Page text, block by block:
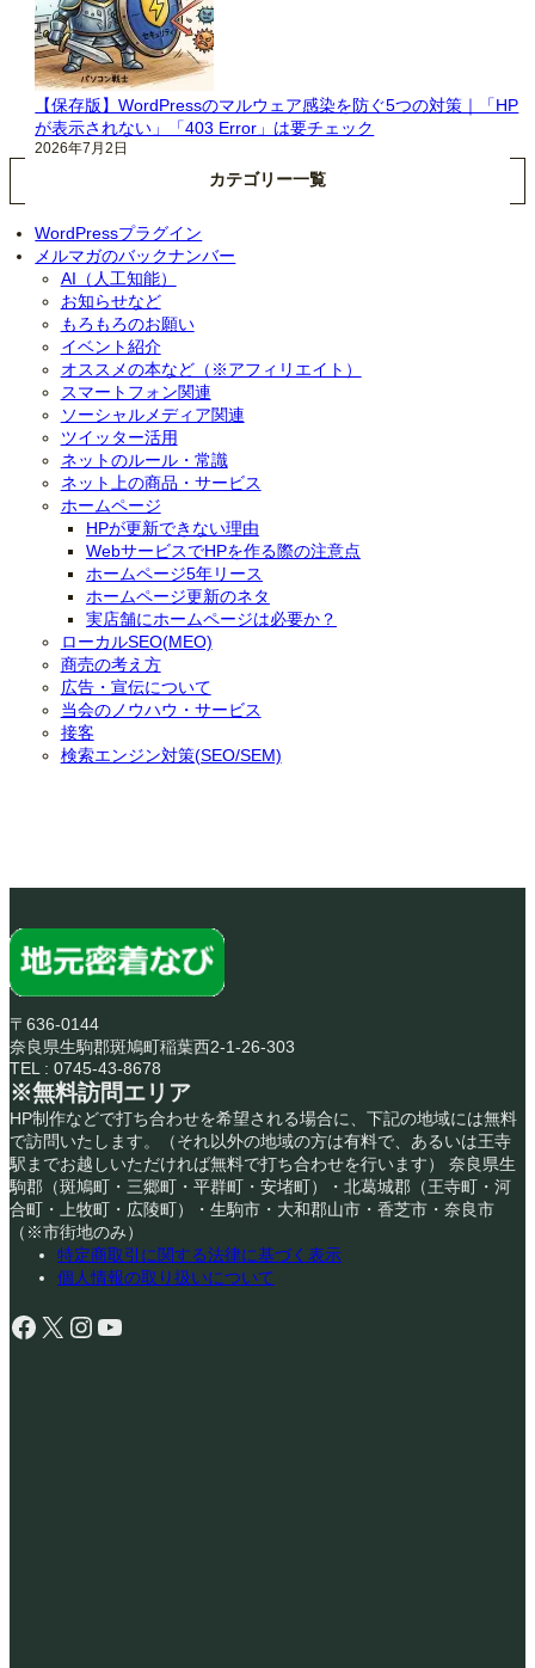
【保存版】WordPressのマルウェア感染を防ぐ5つの対策｜「HP
が表示されない」「403 Error」は要チェック
2026年7月2日
カテゴリー一覧
WordPressプラグイン
メルマガのバックナンバー
AI（人工知能）
お知らせなど
もろもろのお願い
イベント紹介
オススメの本など（※アフィリエイト）
スマートフォン関連
ソーシャルメディア関連
ツイッター活用
ネットのルール・常識
ネット上の商品・サービス
ホームページ
HPが更新できない理由
WebサービスでHPを作る際の注意点
ホームページ5年リース
ホームページ更新のネタ
実店舗にホームページは必要か？
ローカルSEO(MEO)
商売の考え方
広告・宣伝について
当会のノウハウ・サービス
接客
検索エンジン対策(SEO/SEM)
〒636-0144
奈良県生駒郡斑鳩町稲葉西2-1-26-303
TEL : 0745-43-8678
※無料訪問エリア
HP制作などで打ち合わせを希望される場合に、下記の地域には無料
で訪問いたします。（それ以外の地域の方は有料で、あるいは王寺
駅までお越しいただければ無料で打ち合わせを行います） 奈良県生
駒郡（斑鳩町・三郷町・平群町・安堵町）・北葛城郡（王寺町・河
合町・上牧町・広陵町）・生駒市・大和郡山市・香芝市・奈良市
（※市街地のみ）
特定商取引に関する法律に基づく表示
個人情報の取り扱いについて
Facebook X Instagram YouTube